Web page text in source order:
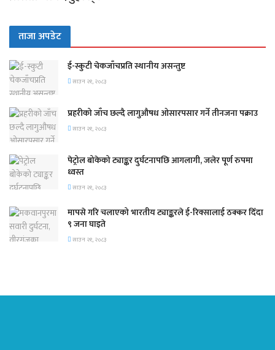
ताजा अपडेट
ई-स्कुटी चेकजाँचप्रति स्थानीय असन्तुष्ट
साउन २१, २०८३
प्रहरीको जाँच छल्दै लागुऔषध ओसारपसार गर्ने तीनजना पक्राउ
साउन २१, २०८३
पेट्रोल बोकेको ट्याङ्कर दुर्घटनापछि आगलागी, जलेर पूर्ण रुपमा
ध्वस्त
साउन २१, २०८३
मापसे गरि चलाएको भारतीय ट्याङ्करले ई-रिक्सालाई ठक्कर दिँदा
९ जना घाइते
साउन २१, २०८३